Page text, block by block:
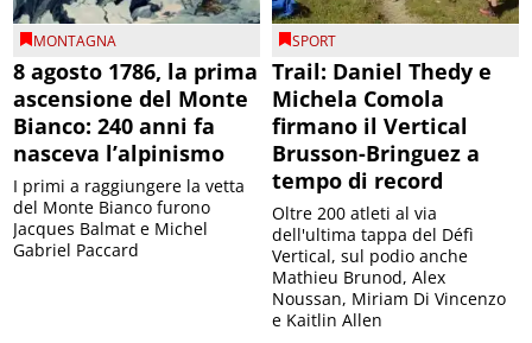
MONTAGNA
8 agosto 1786, la prima
ascensione del Monte
Bianco: 240 anni fa
nasceva l’alpinismo
I primi a raggiungere la vetta
del Monte Bianco furono
Jacques Balmat e Michel
Gabriel Paccard
SPORT
Trail: Daniel Thedy e
Michela Comola
firmano il Vertical
Brusson-Bringuez a
tempo di record
Oltre 200 atleti al via
dell'ultima tappa del Défì
Vertical, sul podio anche
Mathieu Brunod, Alex
Noussan, Miriam Di Vincenzo
e Kaitlin Allen